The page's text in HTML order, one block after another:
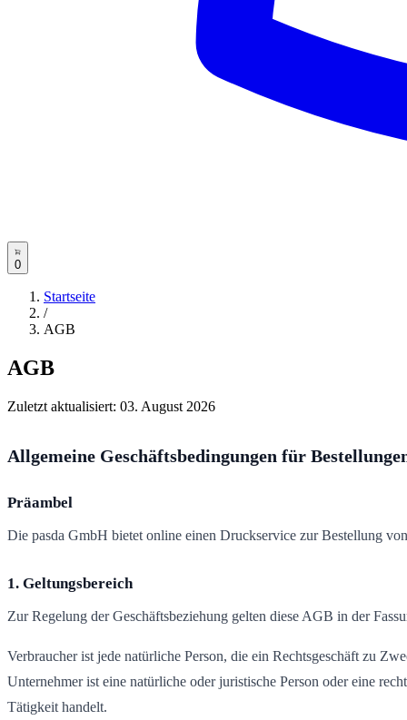
0
Startseite
/
AGB
AGB
Zuletzt aktualisiert: 03. August 2026
Allgemeine Geschäftsbedingungen für
Präambel
Die pasda GmbH bietet online einen Druckservice zur Bestellung
1. Geltungsbereich
Zur Regelung der Geschäftsbeziehung gelten diese AGB in der
Verbraucher ist jede natürliche Person, die ein Rechtsgeschäft zu
Unternehmer ist eine natürliche oder juristische Person oder eine
Tätigkeit handelt.